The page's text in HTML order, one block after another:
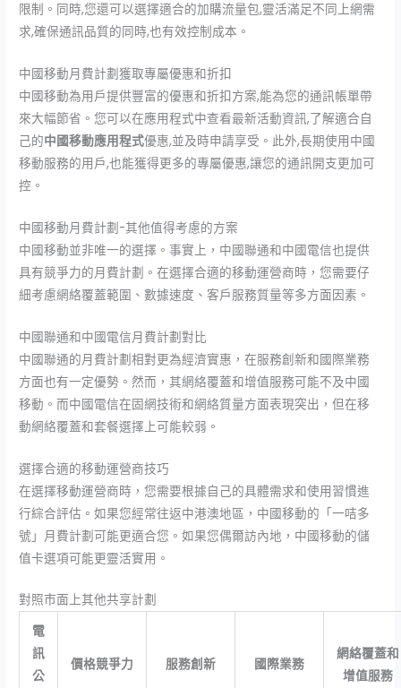
限制。同時,您還可以選擇適合的加購流量包,靈活滿足不同上網需
求,確保通訊品質的同時,也有效控制成本。
中國移動月費計劃獲取專屬優惠和折扣
中國移動為用戶提供豐富的優惠和折扣方案,能為您的通訊帳單帶
來大幅節省。您可以在應用程式中查看最新活動資訊,了解適合自
己的中國移動應用程式優惠,並及時申請享受。此外,長期使用中國
移動服務的用戶,也能獲得更多的專屬優惠,讓您的通訊開支更加可
控。
中國移動月費計劃-其他值得考慮的方案
中國移動並非唯一的選擇。事實上，中國聯通和中國電信也提供
具有競爭力的月費計劃。在選擇合適的移動運營商時，您需要仔
細考慮網絡覆蓋範圍、數據速度、客戶服務質量等多方面因素。
中國聯通和中國電信月費計劃對比
中國聯通的月費計劃相對更為經濟實惠，在服務創新和國際業務
方面也有一定優勢。然而，其網絡覆蓋和增值服務可能不及中國
移動。而中國電信在固網技術和網絡質量方面表現突出，但在移
動網絡覆蓋和套餐選擇上可能較弱。
選擇合適的移動運營商技巧
在選擇移動運營商時，您需要根據自己的具體需求和使用習慣進
行綜合評估。如果您經常往返中港澳地區，中國移動的「一咭多
號」月費計劃可能更適合您。如果您偶爾訪內地，中國移動的儲
值卡選項可能更靈活實用。
對照市面上其他共享計劃
電
訊
公
價格競爭力 服務創新 國際業務
網絡覆蓋和
增值服務